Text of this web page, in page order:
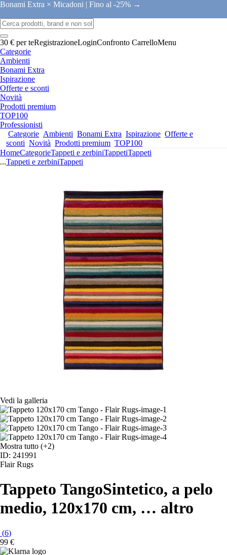
Bonami Extra × Micadoni | Fino al -25% →
30 € per teRegistrazioneLoginConfronto CarrelloMenu
Categorie
Ambienti
Bonami Extra
Ispirazione
Offerte e sconti
Novità
Prodotti premium
TOP100
Professionisti
Categorie Ambienti Bonami Extra Ispirazione Offerte e
sconti Novità Prodotti premium TOP100
HomeCategorieTappeti e zerbiniTappetiTappeti
...Tappeti e zerbiniTappeti
Vedi la galleria
Mostra tutto (+2)
ID: 241991
Flair Rugs
Tappeto TangoSintetico, a pelo
medio, 120x170 cm, … altro
(6)
99 €